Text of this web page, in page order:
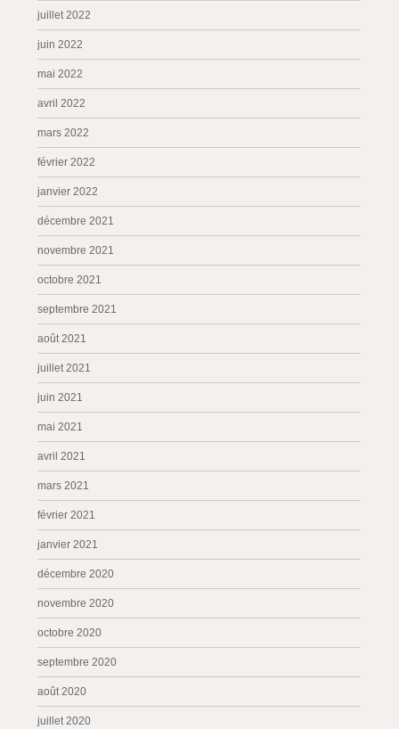
juillet 2022
juin 2022
mai 2022
avril 2022
mars 2022
février 2022
janvier 2022
décembre 2021
novembre 2021
octobre 2021
septembre 2021
août 2021
juillet 2021
juin 2021
mai 2021
avril 2021
mars 2021
février 2021
janvier 2021
décembre 2020
novembre 2020
octobre 2020
septembre 2020
août 2020
juillet 2020